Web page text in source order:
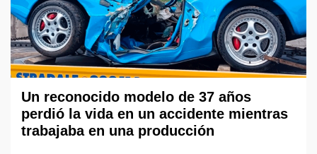
Un reconocido modelo de 37 años
perdió la vida en un accidente mientras
trabajaba en una producción